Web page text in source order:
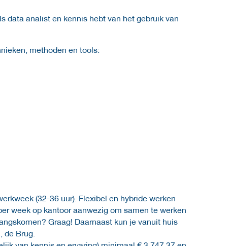
data analist en kennis hebt van het gebruik van
methoden en tools:
(32-36 uur). Flexibel en hybride werken
week op kantoor aanwezig om samen te werken
Graag! Daarnaast kun je vanuit huis
de Brug.